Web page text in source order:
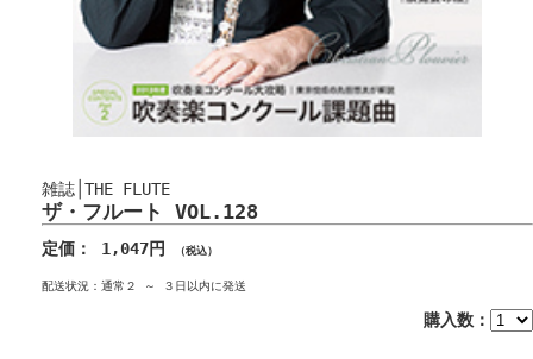
雑誌│THE FLUTE
ザ・フルート VOL.128
定価： 1,047円 （税込）
配送状況：通常２ ～ ３日以内に発送
購入数：